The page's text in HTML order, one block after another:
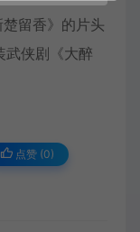
留香》的片头
侠剧《大醉
点赞 (0)